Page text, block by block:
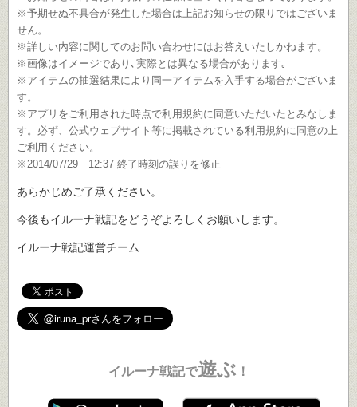
※予期せぬ不具合が発生した場合は上記お知らせの限りではございま
せん。
※詳しい内容に関してのお問い合わせにはお答えいたしかねます。
※画像はイメージであり､実際とは異なる場合があります｡
※アイテムの抽選結果により同一アイテムを入手する場合がございま
す。
※アプリをご利用された時点で利用規約に同意いただいたとみなしま
す。必ず、公式ウェブサイト等に掲載されている利用規約に同意の上
ご利用ください。
※2014/07/29 12:37 終了時刻の誤りを修正
あらかじめご了承ください。
今後もイルーナ戦記をどうぞよろしくお願いします。
イルーナ戦記運営チーム
イルーナ戦記で遊ぶ ！